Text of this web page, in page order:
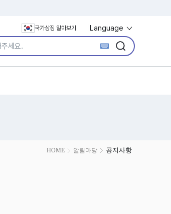
국가상징 알아보기 Language
검색
검색
HOME 알림마당 공지사항